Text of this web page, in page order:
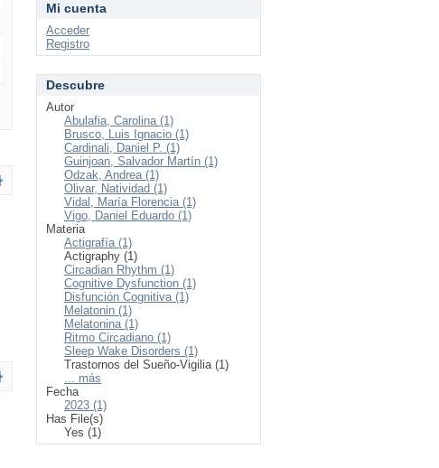
Mi cuenta
Acceder
Registro
Descubre
Autor
Abulafia, Carolina (1)
Brusco, Luis Ignacio (1)
Cardinali, Daniel P. (1)
Guinjoan, Salvador Martín (1)
Odzak, Andrea (1)
Olivar, Natividad (1)
Vidal, María Florencia (1)
Vigo, Daniel Eduardo (1)
Materia
Actigrafía (1)
Actigraphy (1)
Circadian Rhythm (1)
Cognitive Dysfunction (1)
Disfunción Cognitiva (1)
Melatonin (1)
Melatonina (1)
Ritmo Circadiano (1)
Sleep Wake Disorders (1)
Trastornos del Sueño-Vigilia (1)
... más
Fecha
2023 (1)
Has File(s)
Yes (1)